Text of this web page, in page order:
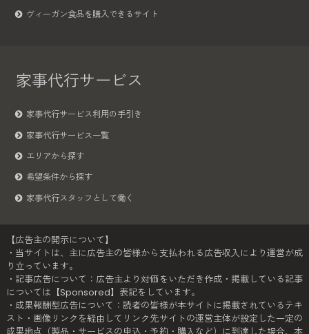
ヴィーガン食品を購入できるサイト
家事代行サービス
家事代行サービス利用の手引き
家事代行サービス一覧
エリアから探す
希望条件から探す
家事代行スタッフとして働く
【広告主の開示について】
・当サイトは、主に広告主の皆様から支払われる広告収入により運営が成
り立っています。
・記事広告について：広告主より対価をいただき作成・掲載している記事
については【Sponsored】表記をしています。
・成果報酬型広告について：読者の皆様が本サイトに掲載されているテキ
スト・画像リンクを経由してリンク先サイトの運営主体が設定した一定の